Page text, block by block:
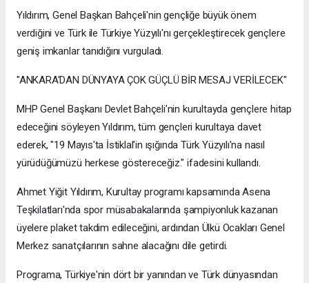
Yıldırım, Genel Başkan Bahçeli'nin gençliğe büyük önem
verdiğini ve Türk ile Türkiye Yüzyılı'nı gerçekleştirecek gençlere
geniş imkanlar tanıdığını vurguladı.
"ANKARA'DAN DÜNYAYA ÇOK GÜÇLÜ BİR MESAJ VERİLECEK"
MHP Genel Başkanı Devlet Bahçeli'nin kurultayda gençlere hitap
edeceğini söyleyen Yıldırım, tüm gençleri kurultaya davet
ederek, "19 Mayıs'ta İstiklal'in ışığında Türk Yüzyılı'na nasıl
yürüdüğümüzü herkese göstereceğiz." ifadesini kullandı.
Ahmet Yiğit Yıldırım, Kurultay programı kapsamında Asena
Teşkilatları'nda spor müsabakalarında şampiyonluk kazanan
üyelere plaket takdim edileceğini, ardından Ülkü Ocakları Genel
Merkez sanatçılarının sahne alacağını dile getirdi.
Programa, Türkiye'nin dört bir yanından ve Türk dünyasından